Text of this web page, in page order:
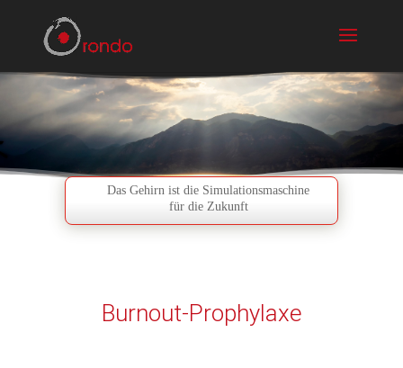
Das Gehirn ist die Simulationsmaschine
für die Zukunft
Burnout-Prophylaxe